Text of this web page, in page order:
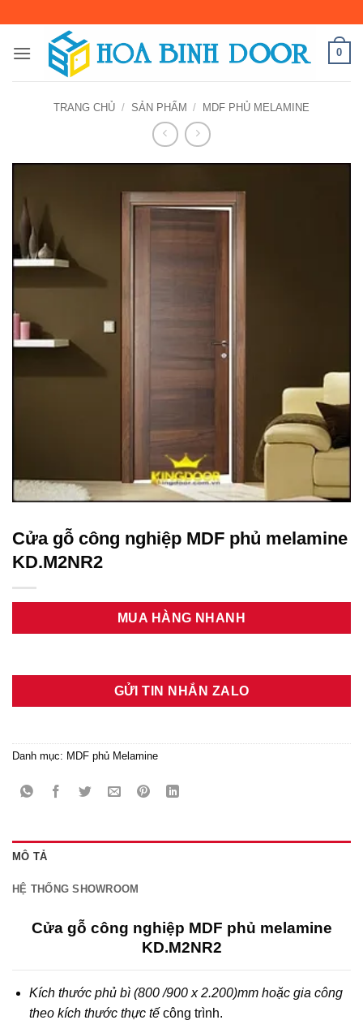
nội
0
TRANG CHỦ / SẢN PHẨM / MDF PHỦ MELAMINE
Cửa gỗ công nghiệp MDF phủ melamine
KD.M2NR2
MUA HÀNG NHANH
GỬI TIN NHẮN ZALO
Danh mục: MDF phủ Melamine
MÔ TẢ
HỆ THỐNG SHOWROOM
Cửa gỗ công nghiệp MDF phủ melamine
KD.M2NR2
Kích thước phủ bì (800 /900 x 2.200)mm hoặc gia công
theo kích thước thực tế công trình.